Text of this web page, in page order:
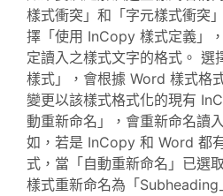
樣式衝突」和「字元樣式衝突
擇「使用 InCopy 樣式定義」
定讀入之樣式文字的格式。
樣式」，會根據 Word 樣式格
變更以該樣式格式化的現有
動重新命名」，會重新命名讀
如，若是 InCopy 和 Word 都
式，當「自動重新命名」已選
樣式重新命名為「